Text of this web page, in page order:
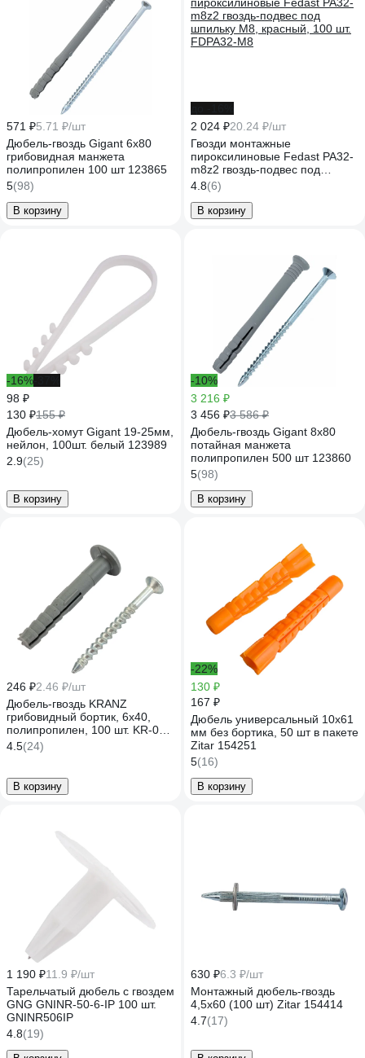
571 ₽5.71 ₽/шт
Дюбель-гвоздь Gigant 6x80
грибовидная манжета
полипропилен 100 шт 123865
5(98)
В корзину
2 024 ₽20.24 ₽/шт
Гвозди монтажные
пироксилиновые Fedast PA32-
m8z2 гвоздь-подвес под
шпильку М8, красный, 100 шт.
FDPA32-M8
4.8(6)
В корзину
-16%
98 ₽
130 ₽155 ₽
Дюбель-хомут Gigant 19-25мм,
нейлон, 100шт. белый 123989
2.9(25)
В корзину
-10%
3 216 ₽
3 456 ₽3 586 ₽
Дюбель-гвоздь Gigant 8x80
потайная манжета
полипропилен 500 шт 123860
5(98)
В корзину
246 ₽2.46 ₽/шт
Дюбель-гвоздь KRANZ
грибовидный бортик, 6x40,
полипропилен, 100 шт. KR-02-
3621-001
4.5(24)
В корзину
-22%
130 ₽
167 ₽
Дюбель универсальный 10x61
мм без бортика, 50 шт в пакете
Zitar 154251
5(16)
В корзину
1 190 ₽11.9 ₽/шт
Тарельчатый дюбель с гвоздем
GNG GNINR-50-6-IP 100 шт.
GNINR506IP
4.8(19)
630 ₽6.3 ₽/шт
Монтажный дюбель-гвоздь
4,5x60 (100 шт) Zitar 154414
4.7(17)